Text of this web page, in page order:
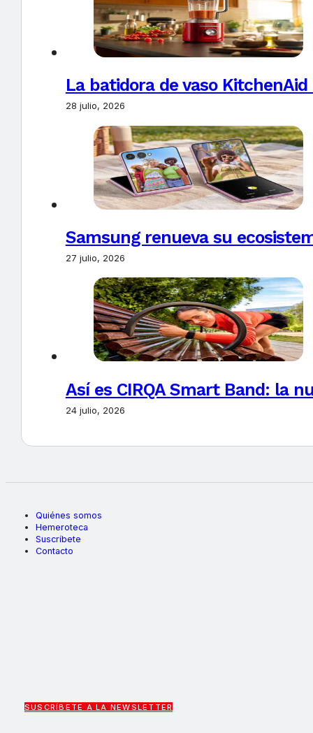
La batidora de vaso
28 julio, 2026
Samsung renueva su
27 julio, 2026
Así es CIRQA Smart Band: la
24 julio, 2026
Quiénes somos
Hemeroteca
Suscríbete
Contacto
SUSCRÍBETE A LA NEWSLETTER